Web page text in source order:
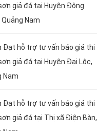
giả đá tại Huyện Đông
Quảng Nam
Đạt hỗ trợ tư vấn báo giá thi
giả đá tại Huyện Đại Lộc,
Nam
Đạt hỗ trợ tư vấn báo giá thi
giả đá tại Thị xã Điện Bàn,